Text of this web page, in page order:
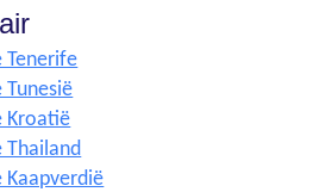
Tenerife
Tunesië
Kroatië
Thailand
Kaapverdië